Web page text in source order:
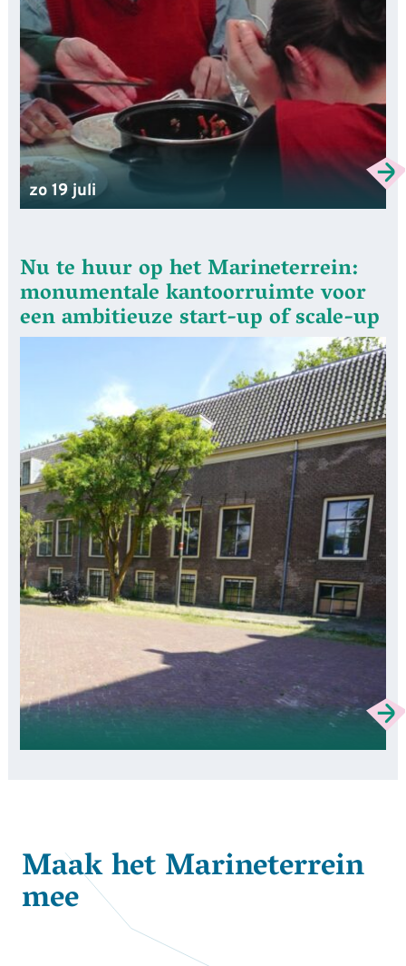
zo 19 juli
Nu te huur op het Marineterrein:
monumentale kantoorruimte voor
een ambitieuze start-up of scale-up
Maak het Marineterrein
mee